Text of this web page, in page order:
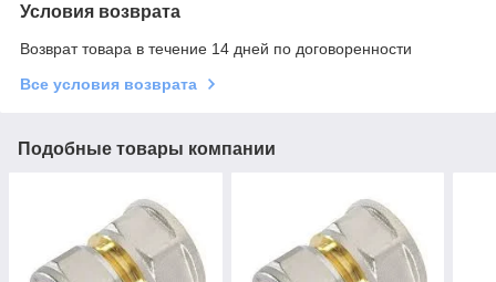
Условия возврата
Возврат товара в течение 14 дней по договоренности
Все условия возврата
Подобные товары компании